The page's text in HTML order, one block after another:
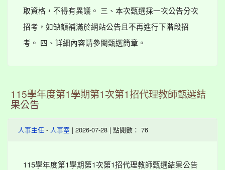
取資格，不得有異議。 三、本次甄選採一次公告分次
招考，如缺額補滿於網站公告且不再進行下階段招
考。 四、詳細內容請參閱甄選簡章。
115學年度第1學期第1次第1招代理教師甄選結
果公告
人事主任 - 人事室 | 2026-07-28 | 點閱數： 76
115學年度第1學期第1次第1招代理教師甄選結果公告